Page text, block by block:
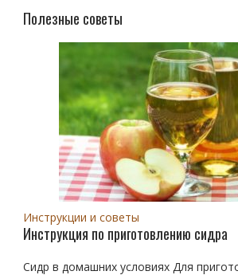
Полезные советы
Инструкции и советы
Инструкция по приготовлению сидра
Сидр в домашних условиях Для